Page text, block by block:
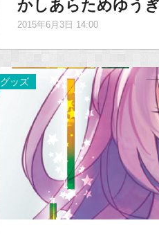
かしあらためゆう
2015年6月3日 14:00
グッズ